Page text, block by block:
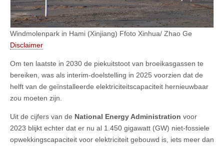
Windmolenpark in Hami (Xinjiang) Ffoto Xinhua/ Zhao Ge
Disclaimer
Om ten laatste in 2030 de piekuitstoot van broeikasgassen te
bereiken, was als interim-doelstelling in 2025 voorzien dat de
helft van de geïnstalleerde elektriciteitscapaciteit hernieuwbaar
zou moeten zijn.
Uit de cijfers van de National Energy Administration voor
2023 blijkt echter dat er nu al 1.450 gigawatt (GW) niet-fossiele
opwekkingscapaciteit voor elektriciteit gebouwd is, iets meer dan